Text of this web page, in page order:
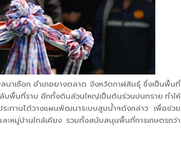
าเชือก อำเภอยางตลาด จังหวัดกาฬสินธุ์ ซึ่งเป็นพื้นที่
พื้นที่ราบ อีกทั้งดินส่วนใหญ่เป็นดินร่วนปนทราย ทำให้
ะทานได้วางแผนพัฒนาระบบสูบน้ำฯดังกล่าว เพื่อช่วย
หมู่บ้านใกล้เคียง รวมทั้งสนับสนุนพื้นที่การเกษตรกว่า